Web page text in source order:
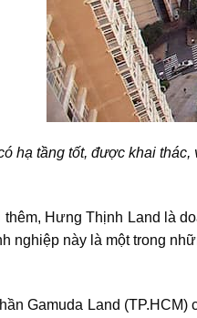
hạ tầng tốt, được khai
thêm, Hưng Thịnh Land là
nghiệp này là một trong
Gamuda Land